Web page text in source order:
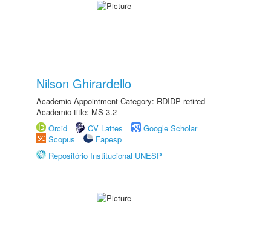
Nilson Ghirardello
Academic Appointment Category: RDIDP retired
Academic title: MS-3.2
Orcid
CV Lattes
Google Scholar
Scopus
Fapesp
Repositório Institucional UNESP